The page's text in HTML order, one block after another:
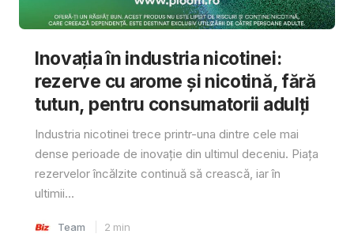
Inovația în industria nicotinei:
rezerve cu arome și nicotină, fără
tutun, pentru consumatorii adulți
Industria nicotinei trece printr-una dintre cele mai
dense perioade de inovație din ultimul deceniu. Piața
rezervelor încălzite continuă să crească, iar în
ultimii...
Team 2 min